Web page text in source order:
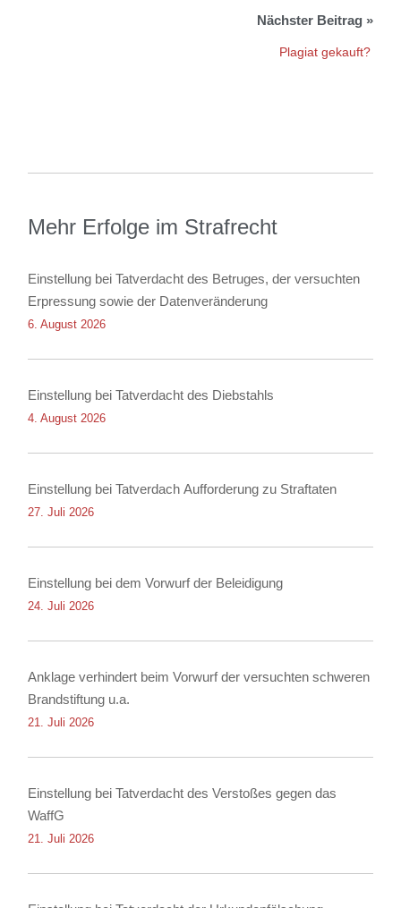
Plagiat gekauft?
Mehr Erfolge im Strafrecht
Einstellung bei Tatverdacht des Betruges, der versuchten
Erpressung sowie der Datenveränderung
6. August 2026
Einstellung bei Tatverdacht des Diebstahls
4. August 2026
Einstellung bei Tatverdach Aufforderung zu Straftaten
27. Juli 2026
Einstellung bei dem Vorwurf der Beleidigung
24. Juli 2026
Anklage verhindert beim Vorwurf der versuchten schweren
Brandstiftung u.a.
21. Juli 2026
Einstellung bei Tatverdacht des Verstoßes gegen das
WaffG
21. Juli 2026